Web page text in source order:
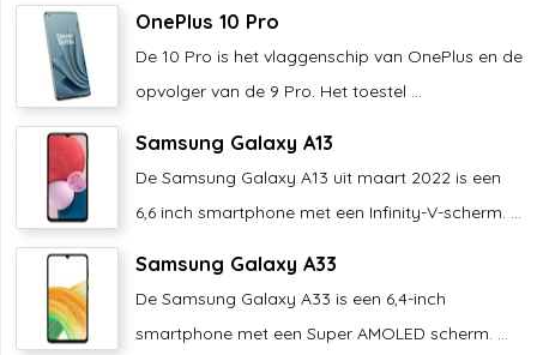
OnePlus 10 Pro
De 10 Pro is het vlaggenschip van OnePlus en de
opvolger van de 9 Pro. Het toestel ...
Samsung Galaxy A13
De Samsung Galaxy A13 uit maart 2022 is een
6,6 inch smartphone met een Infinity-V-scherm. ...
Samsung Galaxy A33
De Samsung Galaxy A33 is een 6,4-inch
smartphone met een Super AMOLED scherm. ...